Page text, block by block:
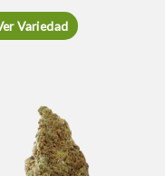
Variedad